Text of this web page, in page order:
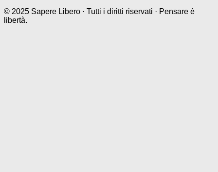
© 2025 Sapere Libero · Tutti i diritti riservati · Pensare è
libertà.